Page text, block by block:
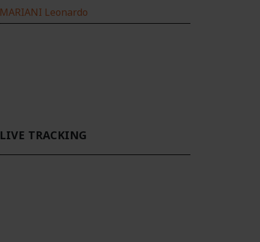
MARIANI Leonardo
LIVE TRACKING